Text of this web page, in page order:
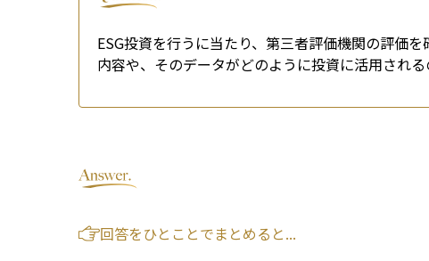
ESG投資を行うに当たり、第三者評価機関の評価
内容や、そのデータがどのように投資に活用される
回答をひとことでまとめると...